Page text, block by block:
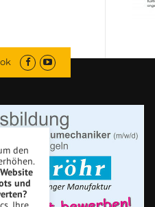
den
und